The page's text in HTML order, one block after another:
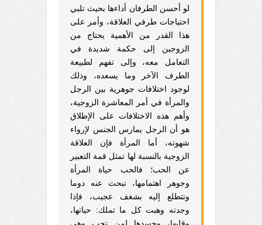
لو أحسن الطرفان أداءها بحيث تلبي
احتياجات طرفي العلاقة، وأمر على
هذا القدر من الأهمية يحتاج من
الزوجين إلى حكمة شديدة في
التعامل معه، وإلى تفهم لطبيعة
الطرف الآخر وما يسعده، وذلك
لوجود اختلافات جوهرية بين الرجل
والمرأة في أمر المعاشرة الزوجية،
وأهم هذه الاختلافات على الإطلاق
هو أن الرجل يمارس الجنس لإرواء
شهوته، أما المرأة فإن العلاقة
الزوجية بالنسبة لها تمثل قمة التعبير
عن الحب؛ فالحب حياة المرأة
وجوهر اهتمامها، تبحث عنه دوما
وتتطلع إليه بشغف عجيب، فإذا
وجدته وهبت كل ما تملك: حياتها،